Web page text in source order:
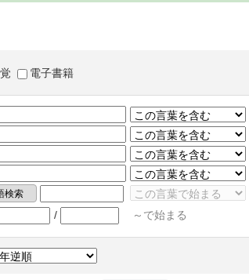
電子書籍
/ ～で始まる